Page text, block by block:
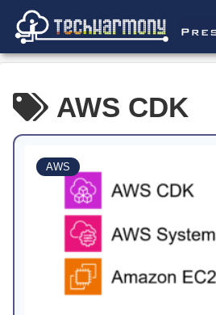
AWS CDK
AWS